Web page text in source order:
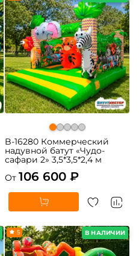
B-16280 Коммерческий
надувной батут «Чудо-
сафари 2» 3,5*3,5*2,4 м
От 106 600 ₽
В НАЛИЧИИ
5